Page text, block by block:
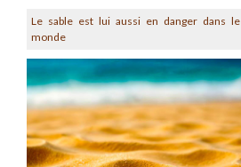
Le sable est lui aussi en danger dans le
monde